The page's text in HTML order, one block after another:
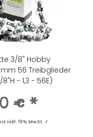
3/8" Hobby
56 Treibglieder
- 1,3 - 56E)
€ *
inkl. 19% MwSt. ✓